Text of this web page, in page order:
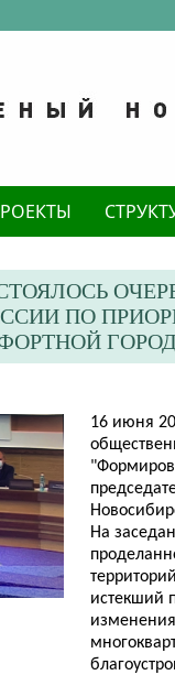
ПО
16 июня
На
истекший